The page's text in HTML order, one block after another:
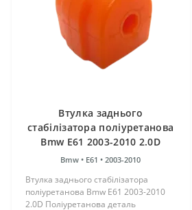
Втулка заднього
стабілізатора поліуретанова
Bmw E61 2003-2010 2.0D
Bmw • E61 •2003-2010
Втулка заднього стабілізатора
поліуретанова Bmw E61 2003-2010
2.0D Поліуретанова деталь